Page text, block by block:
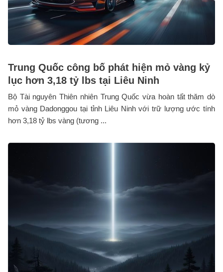
Trung Quốc công bố phát hiện mỏ vàng kỷ
lục hơn 3,18 tỷ lbs tại Liêu Ninh
Bộ Tài nguyên Thiên nhiên Trung Quốc vừa hoàn tất thăm dò
mỏ vàng Dadonggou tại tỉnh Liêu Ninh với trữ lượng ước tính
hơn 3,18 tỷ lbs vàng (tương ...